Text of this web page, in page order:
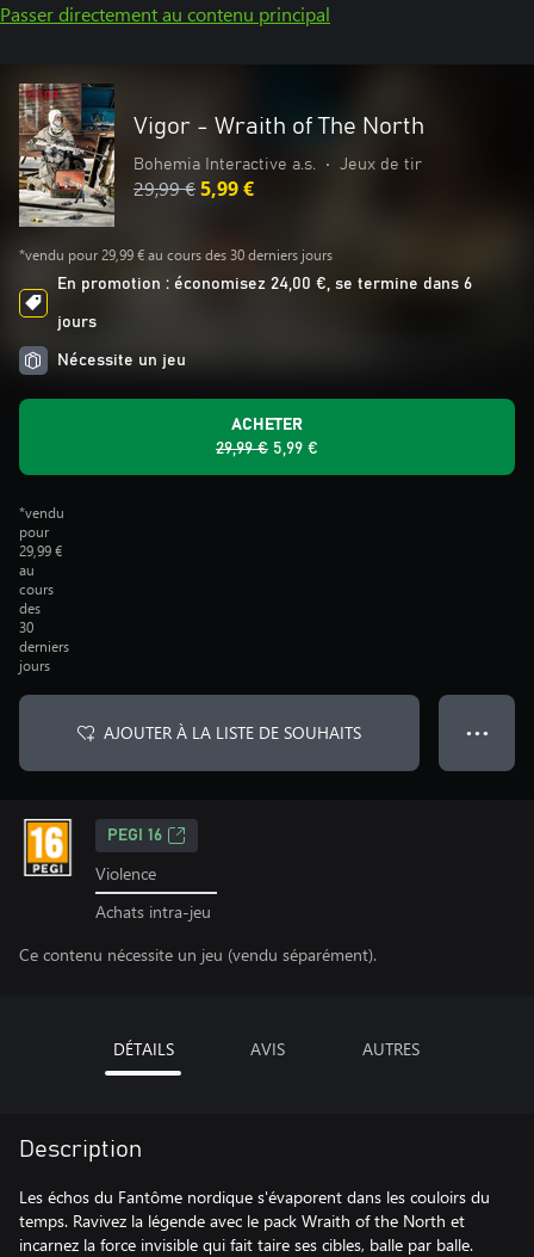
Passer directement au contenu principal
Vigor - Wraith of The North
Bohemia Interactive a.s. • Jeux de tir
29,99 €5,99 €
*vendu pour 29,99 € au cours des 30 derniers jours
En promotion : économisez 24,00 €, se termine dans 6
jours
Nécessite un jeu
ACHETER
29,99 € 5,99 €
*vendu
pour
29,99 €
au
cours
des
30
derniers
jours
AJOUTER À LA LISTE DE SOUHAITS ● ● ●
PEGI 16
Violence
Achats intra-jeu
Ce contenu nécessite un jeu (vendu séparément).
DÉTAILS AVIS AUTRES
Description
Les échos du Fantôme nordique s'évaporent dans les couloirs du
temps. Ravivez la légende avec le pack Wraith of the North et
incarnez la force invisible qui fait taire ses cibles, balle par balle.